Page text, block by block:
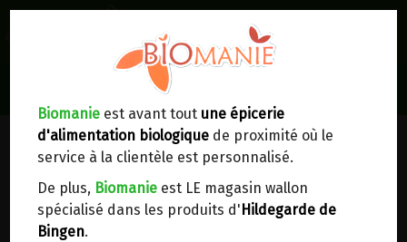
Biomanie est avant tout une épicerie
d'alimentation biologique de proximité où le
service à la clientèle est personnalisé.
De plus, Biomanie est LE magasin wallon
spécialisé dans les produits d' Hildegarde de
Bingen.
Lieux de réception/livraison
Livraison à votre domicile
Nous envoyons votre commande à votre
domicile enBelgique, France, Luxembourg,
Royaume-Uni, Suisse, Pays-Bas, Portugal,
Espagne. Pour d'autres pays, merci de nous
contacter.